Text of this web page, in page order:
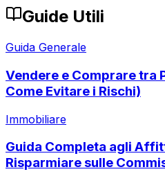
Guide Utili
Guida Generale
Vendere e Comprare tra
Come Evitare i Rischi)
Immobiliare
Guida Completa agli
Risparmiare sulle